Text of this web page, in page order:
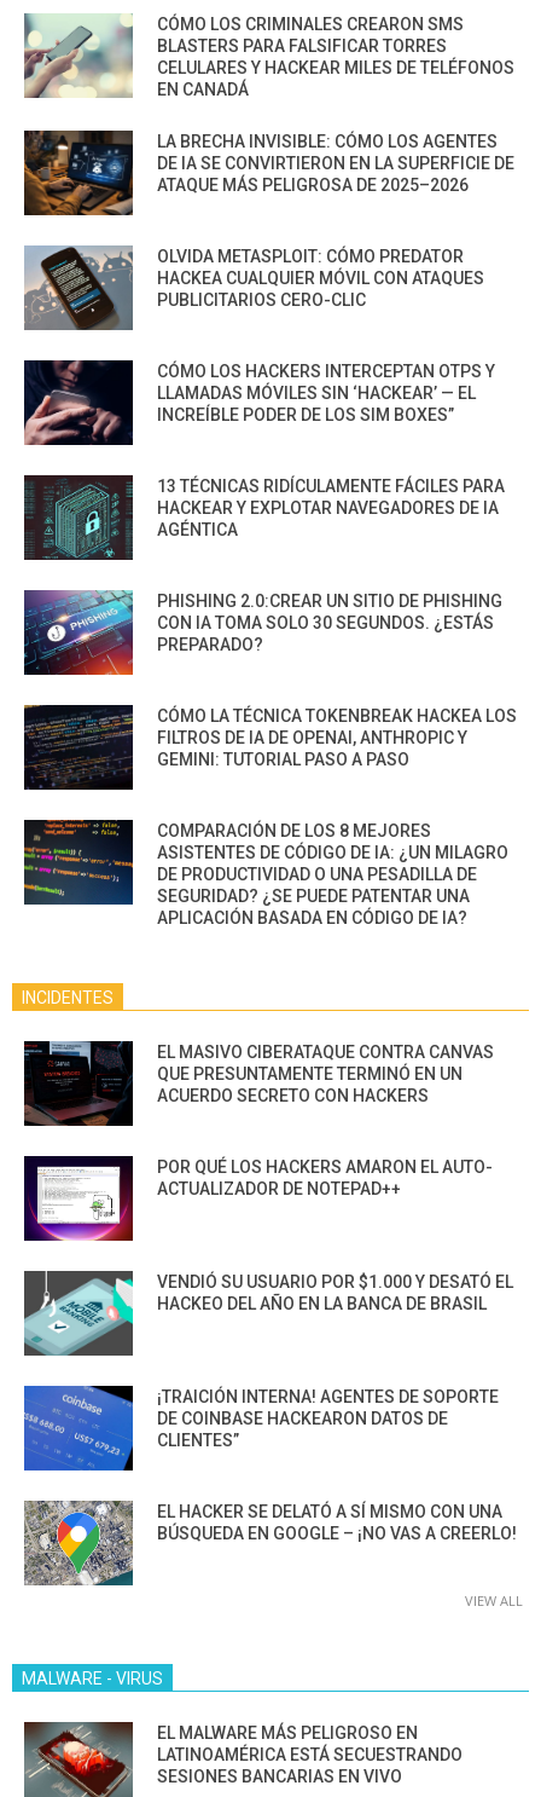
CÓMO LOS CRIMINALES CREARON SMS
BLASTERS PARA FALSIFICAR TORRES
CELULARES Y HACKEAR MILES DE TELÉFONOS
EN CANADÁ
LA BRECHA INVISIBLE: CÓMO LOS AGENTES
DE IA SE CONVIRTIERON EN LA SUPERFICIE DE
ATAQUE MÁS PELIGROSA DE 2025–2026
OLVIDA METASPLOIT: CÓMO PREDATOR
HACKEA CUALQUIER MÓVIL CON ATAQUES
PUBLICITARIOS CERO-CLIC
CÓMO LOS HACKERS INTERCEPTAN OTPS Y
LLAMADAS MÓVILES SIN ‘HACKEAR’ — EL
INCREÍBLE PODER DE LOS SIM BOXES”
13 TÉCNICAS RIDÍCULAMENTE FÁCILES PARA
HACKEAR Y EXPLOTAR NAVEGADORES DE IA
AGÉNTICA
PHISHING 2.0:CREAR UN SITIO DE PHISHING
CON IA TOMA SOLO 30 SEGUNDOS. ¿ESTÁS
PREPARADO?
CÓMO LA TÉCNICA TOKENBREAK HACKEA LOS
FILTROS DE IA DE OPENAI, ANTHROPIC Y
GEMINI: TUTORIAL PASO A PASO
COMPARACIÓN DE LOS 8 MEJORES
ASISTENTES DE CÓDIGO DE IA: ¿UN MILAGRO
DE PRODUCTIVIDAD O UNA PESADILLA DE
SEGURIDAD? ¿SE PUEDE PATENTAR UNA
APLICACIÓN BASADA EN CÓDIGO DE IA?
INCIDENTES
EL MASIVO CIBERATAQUE CONTRA CANVAS
QUE PRESUNTAMENTE TERMINÓ EN UN
ACUERDO SECRETO CON HACKERS
POR QUÉ LOS HACKERS AMARON EL AUTO-
ACTUALIZADOR DE NOTEPAD++
VENDIÓ SU USUARIO POR $1.000 Y DESATÓ EL
HACKEO DEL AÑO EN LA BANCA DE BRASIL
¡TRAICIÓN INTERNA! AGENTES DE SOPORTE
DE COINBASE HACKEARON DATOS DE
CLIENTES”
EL HACKER SE DELATÓ A SÍ MISMO CON UNA
BÚSQUEDA EN GOOGLE – ¡NO VAS A CREERLO!
VIEW ALL
MALWARE - VIRUS
EL MALWARE MÁS PELIGROSO EN
LATINOAMÉRICA ESTÁ SECUESTRANDO
SESIONES BANCARIAS EN VIVO